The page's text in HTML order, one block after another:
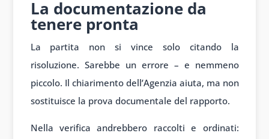
La documentazione da
tenere pronta
La partita non si vince solo citando la
risoluzione. Sarebbe un errore – e nemmeno
piccolo. Il chiarimento dell’Agenzia aiuta, ma non
sostituisce la prova documentale del rapporto.
Nella verifica andrebbero raccolti e ordinati: